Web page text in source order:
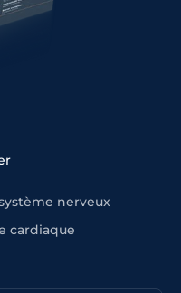
nerveux
cardiaque